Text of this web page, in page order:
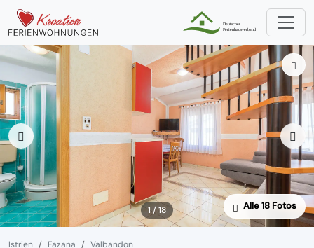
1 / 18 Alle 18 Fotos
Istrien Fazana Valbandon